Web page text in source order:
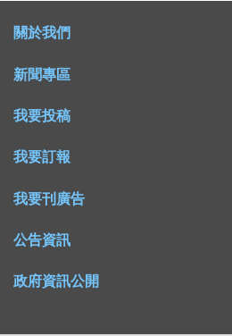
關於我們
新聞專區
我要投稿
我要訂報
我要刊廣告
公告資訊
政府資訊公開